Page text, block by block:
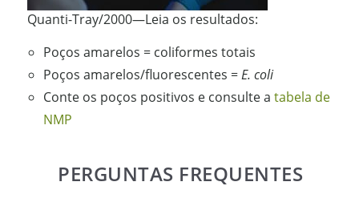
Quanti-Tray/2000—Leia os resultados:
Poços amarelos = coliformes totais
Poços amarelos/fluorescentes =E. coli
Conte os poços positivos e consulte a tabela de
NMP
PERGUNTAS FREQUENTES